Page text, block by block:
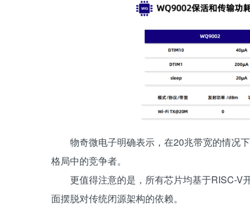
物奇微电子明确表示，在20兆带宽的情况
格局中的竞争者。
更值得注意的是，所有芯片均基于RISC-V
面摆脱对传统闭源架构的依赖。